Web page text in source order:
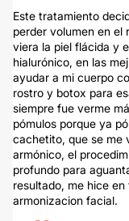
Este tratamiento
perder volumen en el
viera la piel flácida y
hialurónico, en las
ayudar a mi cuerpo
rostro y botox para
siempre fue verme
pómulos porque ya
cachetito, que se me
armónico, el
profundo para
resultado, me hice
armonizacion facial.